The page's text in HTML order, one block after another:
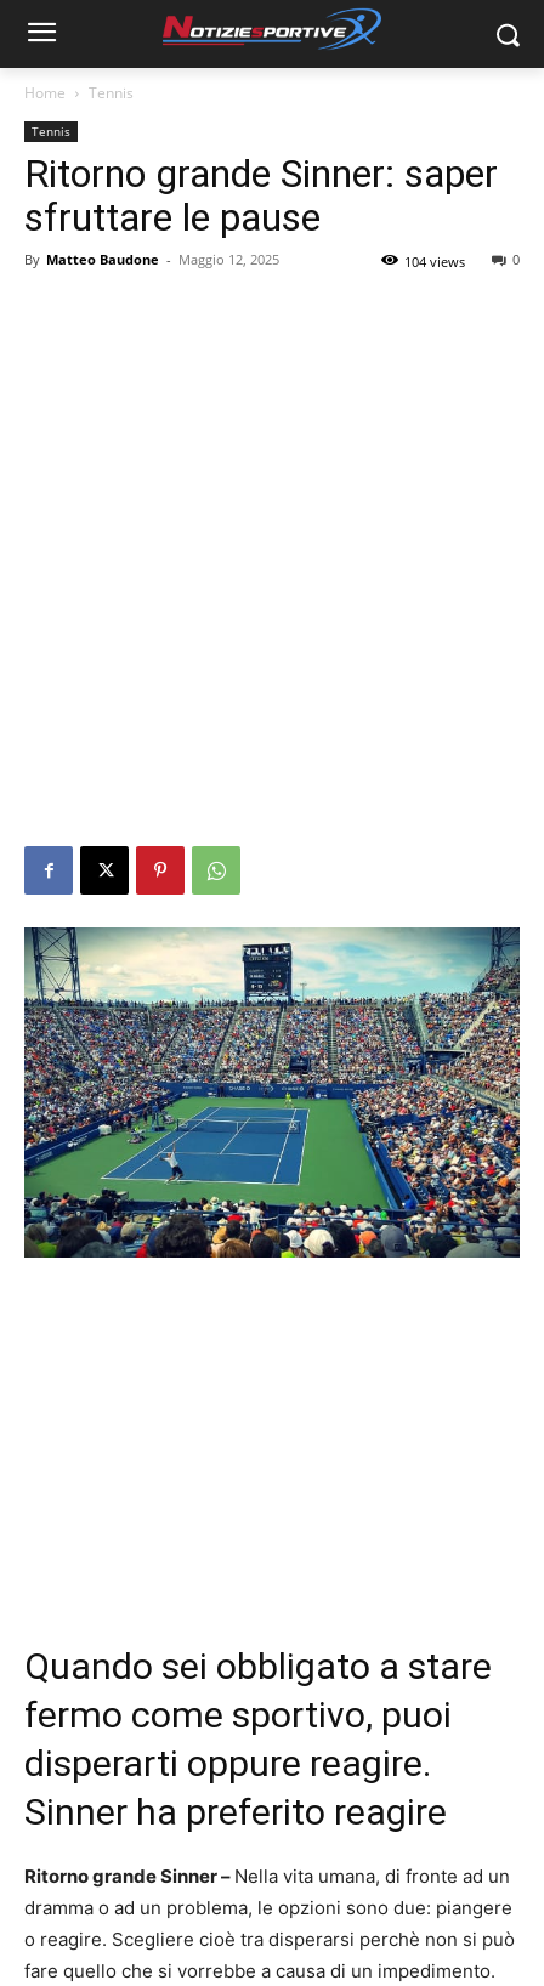
Home Tennis
Tennis
Ritorno grande Sinner: saper
sfruttare le pause
By Matteo Baudone - Maggio 12, 2025 0
104 views
Quando sei obbligato a stare
fermo come sportivo, puoi
disperarti oppure reagire.
Sinner ha preferito reagire
Ritorno grande Sinner – Nella vita umana, di fronte ad un
dramma o ad un problema, le opzioni sono due: piangere
o reagire. Scegliere cioè tra disperarsi perchè non si può
fare quello che si vorrebbe a causa di un impedimento.